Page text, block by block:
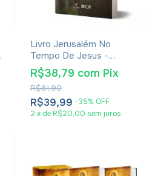
Livro Jerusalém No
Tempo De Jesus -
Joachim Jeremias -
Impressão 2024
R$39,99 -35% OFF
R$61,90
R$38,79 com Pix
2 x de R$20,00 sem juros